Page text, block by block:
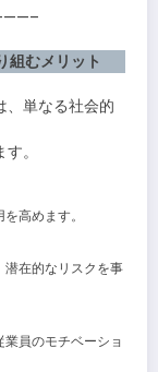
組むメリット
、単なる社会的
。
高めます。
在的なリスクを事
員のモチベーショ